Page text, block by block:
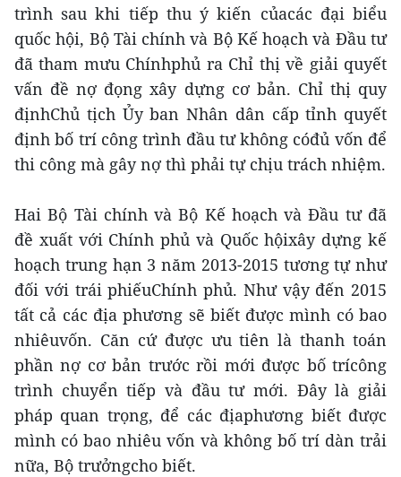
trình sau khi tiếp thu ý kiến củacác đại biểu
quốc hội, Bộ Tài chính và Bộ Kế hoạch và Đầu tư
đã tham mưu Chínhphủ ra Chỉ thị về giải quyết
vấn đề nợ đọng xây dựng cơ bản. Chỉ thị quy
địnhChủ tịch Ủy ban Nhân dân cấp tỉnh quyết
định bố trí công trình đầu tư không cóđủ vốn để
thi công mà gây nợ thì phải tự chịu trách nhiệm.
Hai Bộ Tài chính và Bộ Kế hoạch và Đầu tư đã
đề xuất với Chính phủ và Quốc hộixây dựng kế
hoạch trung hạn 3 năm 2013-2015 tương tự như
đối với trái phiếuChính phủ. Như vậy đến 2015
tất cả các địa phương sẽ biết được mình có bao
nhiêuvốn. Căn cứ được ưu tiên là thanh toán
phần nợ cơ bản trước rồi mới được bố trícông
trình chuyển tiếp và đầu tư mới. Đây là giải
pháp quan trọng, để các địaphương biết được
mình có bao nhiêu vốn và không bố trí dàn trải
nữa, Bộ trưởngcho biết.